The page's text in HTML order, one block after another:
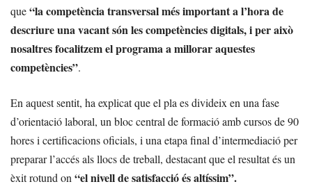
que“la competència transversal més important a l’hora de
descriure una vacant són les competències digitals, i per això
nosaltres focalitzem el programa a millorar aquestes
competències”.
En aquest sentit, ha explicat que el pla es divideix en una fase
d’orientació laboral, un bloc central de formació amb cursos de 90
hores i certificacions oficials, i una etapa final d’intermediació per
preparar l’accés als llocs de treball, destacant que el resultat és un
èxit rotund on “el nivell de satisfacció és altíssim”.